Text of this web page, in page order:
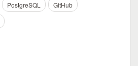
PostgreSQL
GitHub